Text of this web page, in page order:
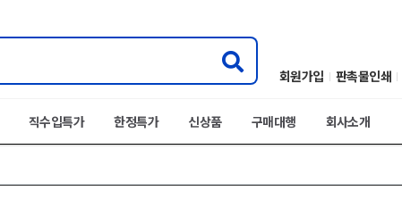
회원가입 판촉물인쇄
직수입특가 한정특가 신상품 구매대행 회사소개